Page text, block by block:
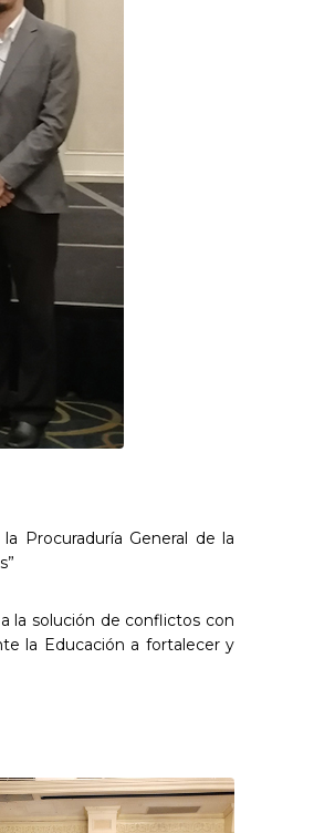
Procuraduría General de la
la solución de conflictos con
la Educación a fortalecer y